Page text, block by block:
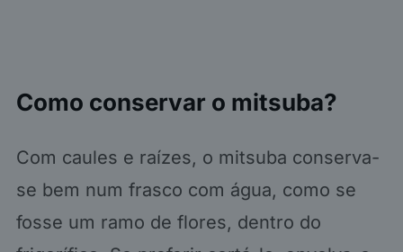
Como conservar o mitsuba?
Com caules e raízes, o mitsuba conserva-
se bem num frasco com água, como se
fosse um ramo de flores, dentro do